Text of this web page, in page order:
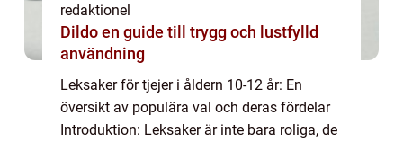
redaktionel
Dildo en guide till trygg och lustfylld
användning
Leksaker för tjejer i åldern 10-12 år: En
översikt av populära val och deras fördelar
Introduktion: Leksaker är inte bara roliga, de